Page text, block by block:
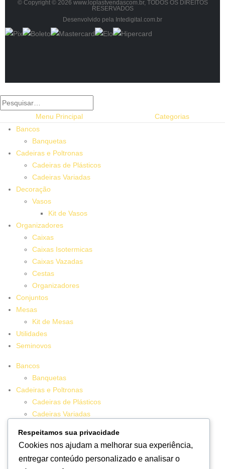
© Copyright © 2026 www.loplastvendascom.br, TODOS OS DIREITOS
RESERVADOS
Desenvolvido pela Intedigital.com.br
Menu Principal
Categorias
Bancos
Banquetas
Cadeiras e Poltronas
Cadeiras de Plásticos
Cadeiras Variadas
Decoração
Vasos
Kit de Vasos
Organizadores
Caixas
Caixas Isotermicas
Caixas Vazadas
Cestas
Organizadores
Conjuntos
Mesas
Kit de Mesas
Utilidades
Seminovos
Bancos
Banquetas
Cadeiras e Poltronas
Cadeiras de Plásticos
Cadeiras Variadas
Decoração
Vasos
Kit de Vasos
Respeitamos sua privacidade
Cookies nos ajudam a melhorar sua experiência,
entregar conteúdo personalizado e analisar o